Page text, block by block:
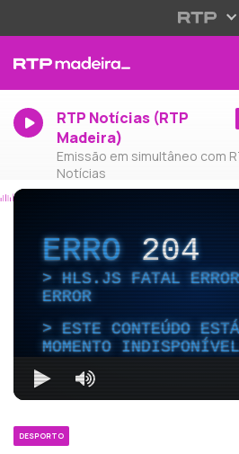
RTP Notícias (RTP
Madeira)
Emissão em simultâneo com
Notícias
ERRO204
HLS.JS FATAL
ERROR
ESTE CONTEÚDO
MOMENTO INDISPONÍVEL
DESPORTO